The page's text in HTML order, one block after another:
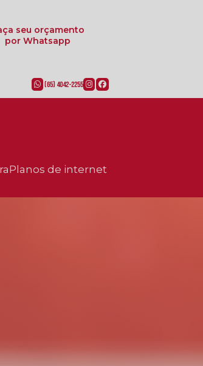
seu orçamento
por Whatsapp
(65) 4042-2255
planos de internet